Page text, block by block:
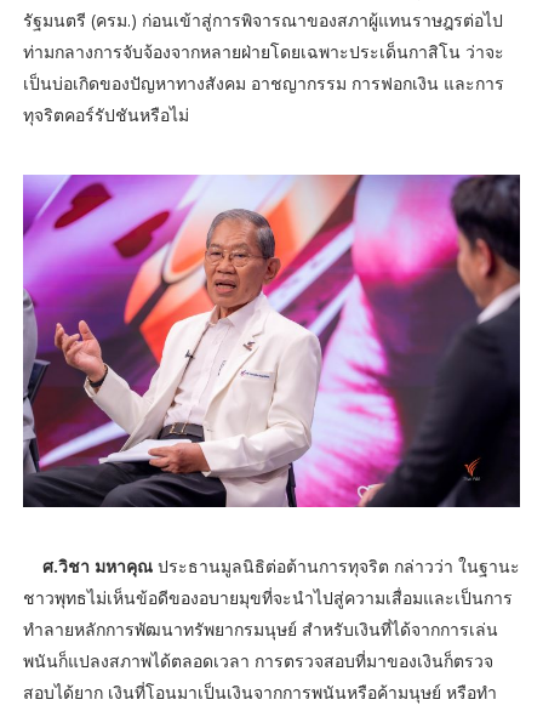
รัฐมนตรี (ครม.) ก่อนเข้าสู่การพิจารณาของสภาผู้แทนราษฎรต่อไป
ท่ามกลางการจับจ้องจากหลายฝ่ายโดยเฉพาะประเด็นกาสิโน ว่าจะ
เป็นบ่อเกิดของปัญหาทางสังคม อาชญากรรม การฟอกเงิน และการ
ทุจริตคอร์รัปชันหรือไม่
ศ.วิชา มหาคุณ ประธานมูลนิธิต่อต้านการทุจริต กล่าวว่า ในฐานะ
ชาวพุทธไม่เห็นข้อดีของอบายมุขที่จะนำไปสู่ความเสื่อมและเป็นการ
ทำลายหลักการพัฒนาทรัพยากรมนุษย์ สำหรับเงินที่ได้จากการเล่น
พนันก็แปลงสภาพได้ตลอดเวลา การตรวจสอบที่มาของเงินก็ตรวจ
สอบได้ยาก เงินที่โอนมาเป็นเงินจากการพนันหรือค้ามนุษย์ หรือทำ